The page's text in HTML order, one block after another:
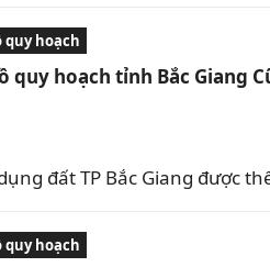
quy hoạch
quy hoạch tỉnh Bắc Giang
đất TP Bắc Giang được
quy hoạch